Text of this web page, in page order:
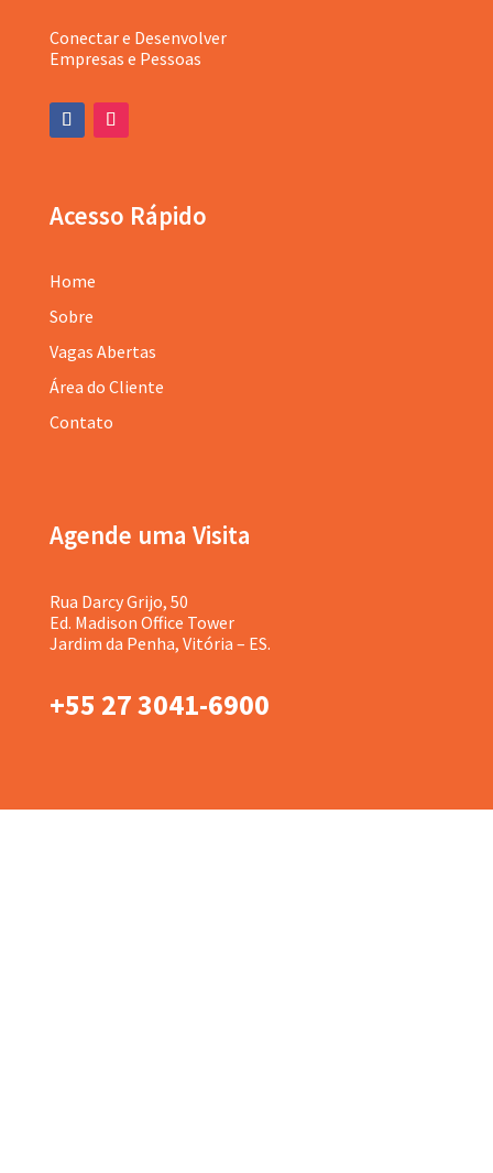
Conectar e Desenvolver
Empresas e Pessoas
Acesso Rápido
Home
Sobre
Vagas Abertas
Área do Cliente
Contato
Agende uma Visita
Rua Darcy Grijo, 50
Ed. Madison Office Tower
Jardim da Penha, Vitória – ES.
+55 27 3041-6900